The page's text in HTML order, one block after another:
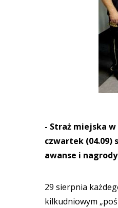
- Straż miejska w
czwartek (04.09)
awanse i
29 sierpnia
kilkudniowym